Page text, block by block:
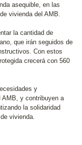
asequible, en las
vivienda del AMB.
la cantidad de
que irán seguidos de
Con estos
crecerá con 560
y
AMB, y contribuyen a
la solidaridad
vivienda.